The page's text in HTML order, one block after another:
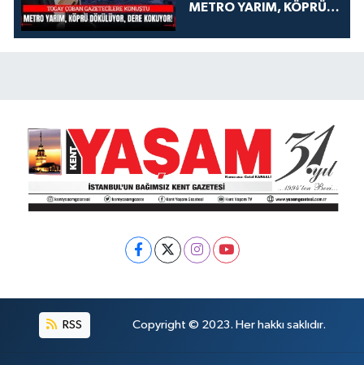
METRO YARIM, KÖPRÜ
KOKUYOR!
RSS Copyright © 2023. Her hakkı saklıdır.